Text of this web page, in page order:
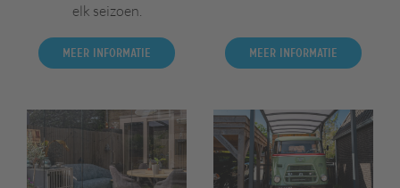
elk seizoen.
Meer informatie Meer informatie